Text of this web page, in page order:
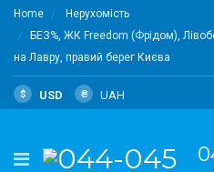
Home
Нерухомість
БЕЗ%, ЖК Freedom (Фрідом),
на Лавру, правий берег Києва
$ USD ₴ UAH